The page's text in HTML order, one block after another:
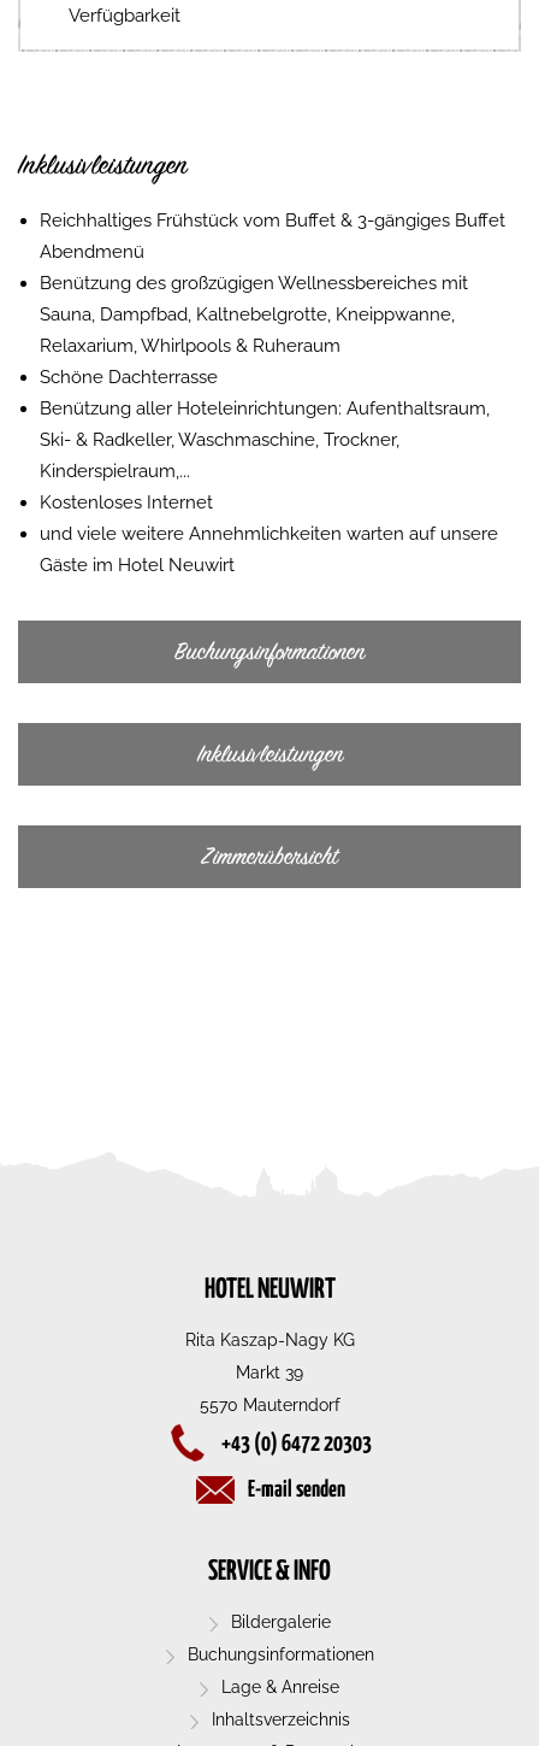
Verfügbarkeit
Inklusivleistungen
Reichhaltiges Frühstück vom Buffet & 3-gängiges Buffet
Abendmenü
Benützung des großzügigen Wellnessbereiches mit
Sauna, Dampfbad, Kaltnebelgrotte, Kneippwanne,
Relaxarium, Whirlpools & Ruheraum
Schöne Dachterrasse
Benützung aller Hoteleinrichtungen: Aufenthaltsraum,
Ski- & Radkeller, Waschmaschine, Trockner,
Kinderspielraum,...
Kostenloses Internet
und viele weitere Annehmlichkeiten warten auf unsere
Gäste im Hotel Neuwirt
Buchungsinformationen
Inklusivleistungen
Zimmerübersicht
HOTEL NEUWIRT
Rita Kaszap-Nagy KG
Markt 39
5570 Mauterndorf
+43 (0) 6472 20303
E-mail senden
SERVICE & INFO
Bildergalerie
Buchungsinformationen
Lage & Anreise
Inhaltsverzeichnis